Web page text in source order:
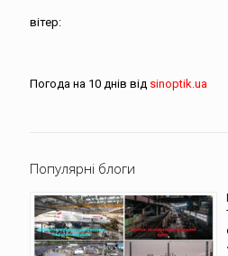
вітер:
Погода на 10 днів від sinoptik.ua
Популярні блоги